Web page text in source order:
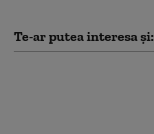
Te-ar putea interesa și: